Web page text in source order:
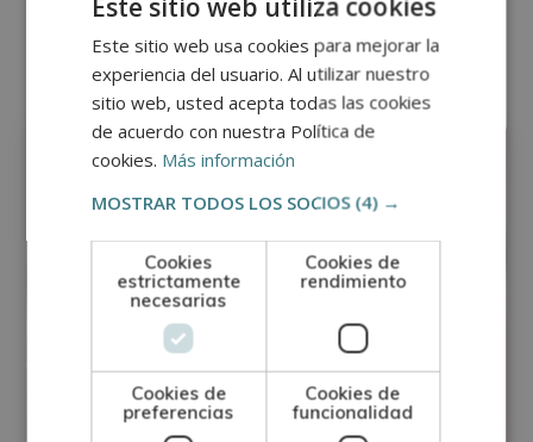
Otras titulaciones
Arte, Escultura y Pintura
Este sitio web usa cookies para mejorar la
experiencia del usuario. Al utilizar nuestro
sitio web, usted acepta todas las cookies
de acuerdo con nuestra Política de
cookies. Más información
MOSTRAR TODOS LOS SOCIOS (4) →
Cookies
estrictamente
necesarias
Cookies de
rendimiento
Cookies de
preferencias
Cookies de
funcionalidad